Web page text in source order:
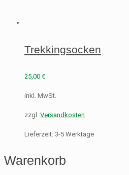
Trekkingsocken
25,00 €
inkl. MwSt.
zzgl. Versandkosten
Lieferzeit: 3-5 Werktage
Warenkorb